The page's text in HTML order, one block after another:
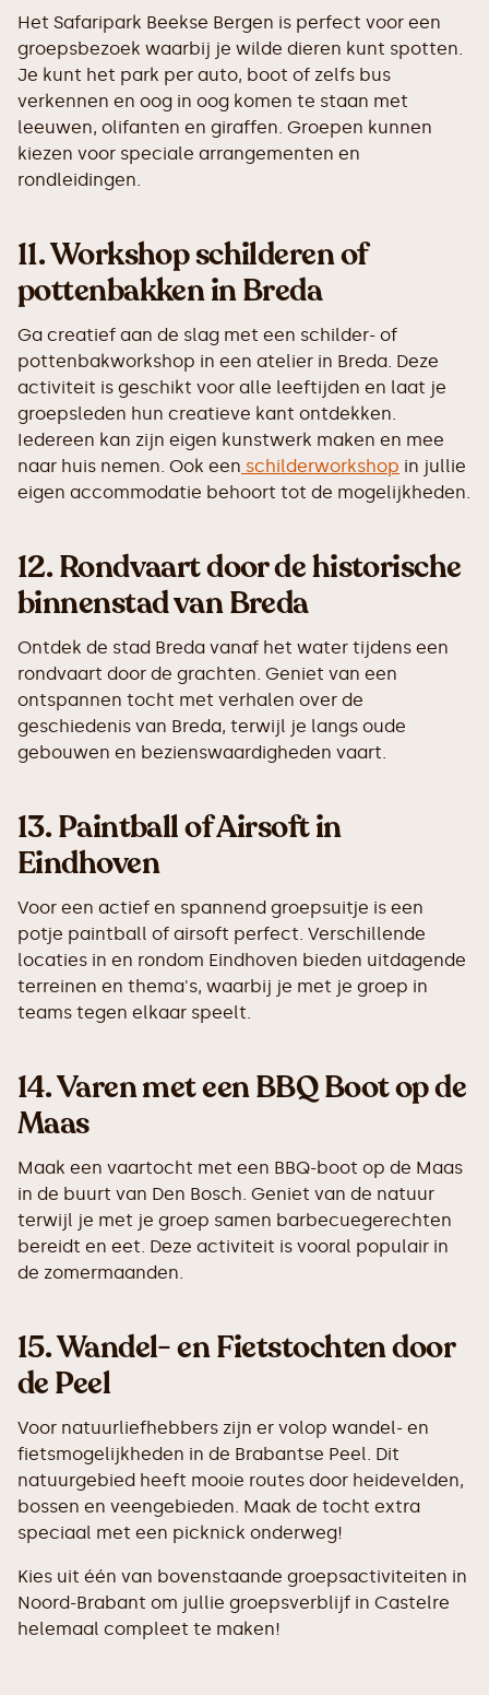
Het Safaripark Beekse Bergen is perfect voor een
groepsbezoek waarbij je wilde dieren kunt spotten.
Je kunt het park per auto, boot of zelfs bus
verkennen en oog in oog komen te staan met
leeuwen, olifanten en giraffen. Groepen kunnen
kiezen voor speciale arrangementen en
rondleidingen.
11.Workshop schilderen of
pottenbakken in Breda
Ga creatief aan de slag met een schilder- of
pottenbakworkshop in een atelier in Breda. Deze
activiteit is geschikt voor alle leeftijden en laat je
groepsleden hun creatieve kant ontdekken.
Iedereen kan zijn eigen kunstwerk maken en mee
naar huis nemen. Ook een schilderworkshop in jullie
eigen accommodatie behoort tot de mogelijkheden.
12.Rondvaart door de historische
binnenstad van Breda
Ontdek de stad Breda vanaf het water tijdens een
rondvaart door de grachten. Geniet van een
ontspannen tocht met verhalen over de
geschiedenis van Breda, terwijl je langs oude
gebouwen en bezienswaardigheden vaart.
13.Paintball of Airsoft in
Eindhoven
Voor een actief en spannend groepsuitje is een
potje paintball of airsoft perfect. Verschillende
locaties in en rondom Eindhoven bieden uitdagende
terreinen en thema's, waarbij je met je groep in
teams tegen elkaar speelt.
14.Varen met een BBQ Boot op de
Maas
Maak een vaartocht met een BBQ-boot op de Maas
in de buurt van Den Bosch. Geniet van de natuur
terwijl je met je groep samen barbecuegerechten
bereidt en eet. Deze activiteit is vooral populair in
de zomermaanden.
15.Wandel- en Fietstochten door
de Peel
Voor natuurliefhebbers zijn er volop wandel- en
fietsmogelijkheden in de Brabantse Peel. Dit
natuurgebied heeft mooie routes door heidevelden,
bossen en veengebieden. Maak de tocht extra
speciaal met een picknick onderweg!
Kies uit één van bovenstaande groepsactiviteiten in
Noord-Brabant om jullie groepsverblijf in Castelre
helemaal compleet te maken!